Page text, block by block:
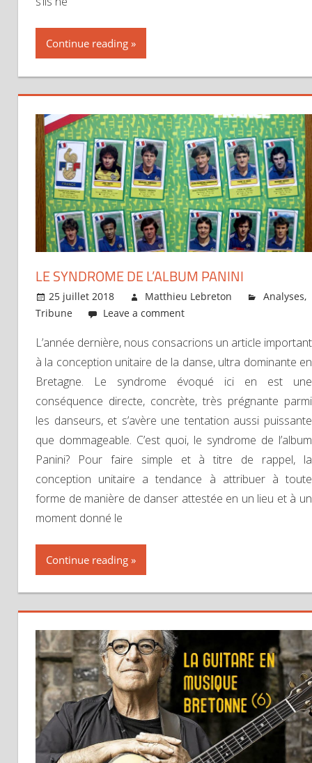
Continue reading
LE SYNDROME DE L’ALBUM PANINI
25 juillet 2018 Matthieu Lebreton Analyses,
Tribune
Leave a comment
L’année dernière, nous consacrions un article important
à la conception unitaire de la danse, ultra dominante en
Bretagne. Le syndrome évoqué ici en est une
conséquence directe, concrète, très prégnante parmi
les danseurs, et s’avère une tentation aussi puissante
que dommageable. C’est quoi, le syndrome de l’album
Panini? Pour faire simple et à titre de rappel, la
conception unitaire a tendance à attribuer à toute
forme de manière de danser attestée en un lieu et à un
moment donné le
Continue reading